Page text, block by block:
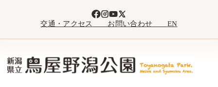
ン
へ
ス
交通・アクセス お問い合わせ EN